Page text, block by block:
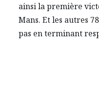
ainsi la première
Mans. Et les autres
pas en terminant